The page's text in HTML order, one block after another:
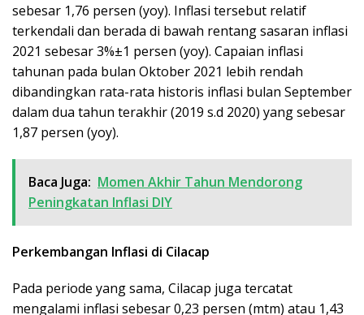
sebesar 1,76 persen (yoy). Inflasi tersebut relatif
terkendali dan berada di bawah rentang sasaran inflasi
2021 sebesar 3%±1 persen (yoy). Capaian inflasi
tahunan pada bulan Oktober 2021 lebih rendah
dibandingkan rata-rata historis inflasi bulan September
dalam dua tahun terakhir (2019 s.d 2020) yang sebesar
1,87 persen (yoy).
Baca Juga: Momen Akhir Tahun Mendorong
Peningkatan Inflasi DIY
Perkembangan Inflasi di Cilacap
Pada periode yang sama, Cilacap juga tercatat
mengalami inflasi sebesar 0,23 persen (mtm) atau 1,43